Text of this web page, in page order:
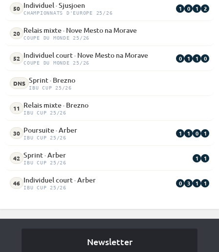
50 Individuel · Sjusjoen
CHAMPIONNATS D'EUROPE 25/26
1 0 1 2
20 Relais mixte · Nove Mesto na Morave
COUPE DU MONDE 25/26
52 Individuel court · Nove Mesto na Morave
COUPE DU MONDE 25/26
0 1 1 0
DNS Sprint · Brezno
IBU CUP 25/26
11 Relais mixte · Brezno
IBU CUP 25/26
30 Poursuite · Arber
IBU CUP 25/26
1 1 0 1
42 Sprint · Arber
IBU CUP 25/26
1 1
46 Individuel court · Arber
IBU CUP 25/26
0 3 1 1
Newsletter